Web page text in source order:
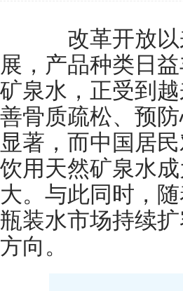
改革开放以
展，产品种类日
矿泉水，正受到
善骨质疏松、预
显著，而中国居
饮用天然矿泉水
大。与此同时，
瓶装水市场持续
方向。